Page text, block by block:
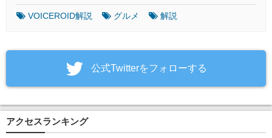
VOICEROID解説 グルメ 解説
‎公式Twitterをフォローする
アクセスランキング